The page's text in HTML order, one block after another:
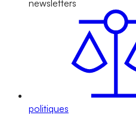
newsletters
politiques